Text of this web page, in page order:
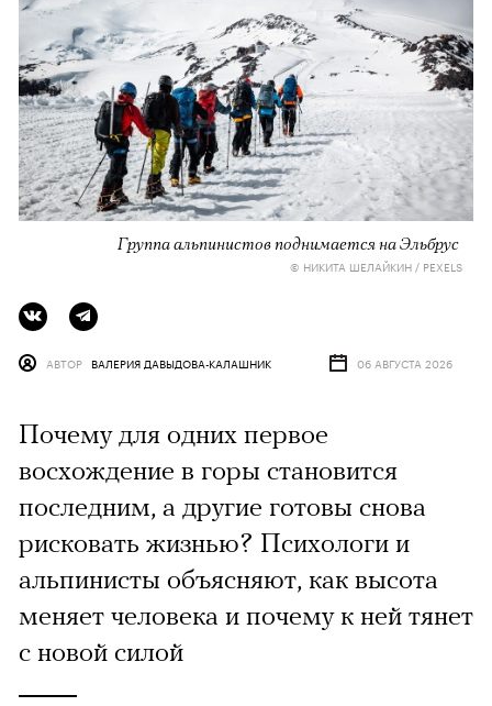
Группа альпинистов поднимается на Эльбрус
© НИКИТА ШЕЛАЙКИН / PEXELS
АВТОР ВАЛЕРИЯ ДАВЫДОВА-КАЛАШНИК 06 АВГУСТА 2026
Почему для одних первое
восхождение в горы становится
последним, а другие готовы снова
рисковать жизнью? Психологи и
альпинисты объясняют, как высота
меняет человека и почему к ней тянет
с новой силой